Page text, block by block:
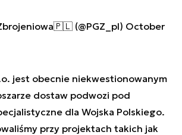
(@PGZ_pl) October
jest obecnie niekwestionowanym
dostaw podwozi pod
dla Wojska Polskiego.
przy projektach takich jak